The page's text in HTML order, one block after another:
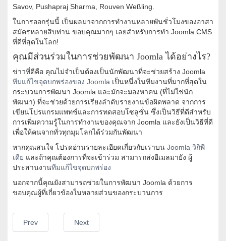
Savov, Pushapraj Sharma, Rouven Weßling.
ในการออกรุ่นนี้ เป็นผลมาจากการทำงานหลายพันชั่วโมงของอาสา
สมัครหลายสิบท่าน ขอบคุณมากๆ เลยสำหรับการทำ Joomla CMS
ที่ดีที่สุดในโลก!
คุณมีส่วนร่วมในการช่วยพัฒนา Joomla ได้อย่างไร?
ข่าวที่ดีคือ คุณไม่จำเป็นต้องเป็นนักพัฒนาที่จะช่วยสร้าง Joomla
ทีมแก้ไขจุดบกพร่องของ Joomla เป็นหนึ่งในทีมงานที่มากที่สุดใน
กระบวนการพัฒนา Joomla และมักจะมองหาคน (ที่ไม่ใช่นัก
พัฒนา) ที่จะช่วยด้วยการเรียงลำดับรายงานข้อผิดพลาด จากการ
เขียนโปรแกรมแพทช์และการทดสอบโซลูชั่น ซึ่งเป็นวิธีที่ดีสำหรับ
การเพิ่มความรู้ในการทำงานของคุณจาก Joomla และยังเป็นวิธีที่ดี
เพื่อให้คนจากทั่วทุกมุมโลกได้ร่วมกันพัฒนา
หากคุณสนใจ โปรดอ่านรายละเอียดเกี่ยวกับเราบน Joomla วิกิพี
เดีย และถ้าคุณต้องการที่จะเข้าร่วม สามารถส่งอีเมลมายัง ผู้
ประสานงานทีมแก้ไขจุดบกพร่อง
นอกจากนี้คุณยังสามารถช่วยในการพัฒนา Joomla ด้วยการ
ขอบคุณผู้ที่เกี่ยวข้องในหลายส่วนของกระบวนการ
Prev Next